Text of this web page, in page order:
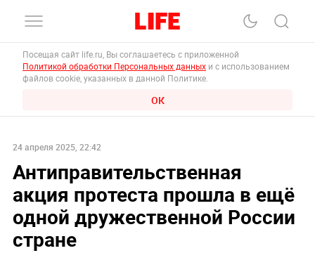
Посещая сайт life.ru, Вы соглашаетесь с приложенной
Политикой обработки Персональных данных и с использованием
файлов cookie, указанных в данной Политике.
ОК
24 апреля 2025, 22:42
Антиправительственная
акция протеста прошла в ещё
одной дружественной России
стране